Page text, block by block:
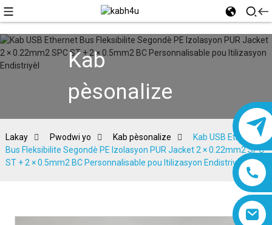
Kab
pèsonalize
Lakay Pwodwi yo Kab pèsonalize
Kab USB Ethernet
Bus Fleksibilite Segondè PE Izolasyon PUR Jacket 2 × 0.22mm2 SPC
ST + 2 × 0.5mm2 BC Personnalisable pou Itilizasyon Endistriyèl